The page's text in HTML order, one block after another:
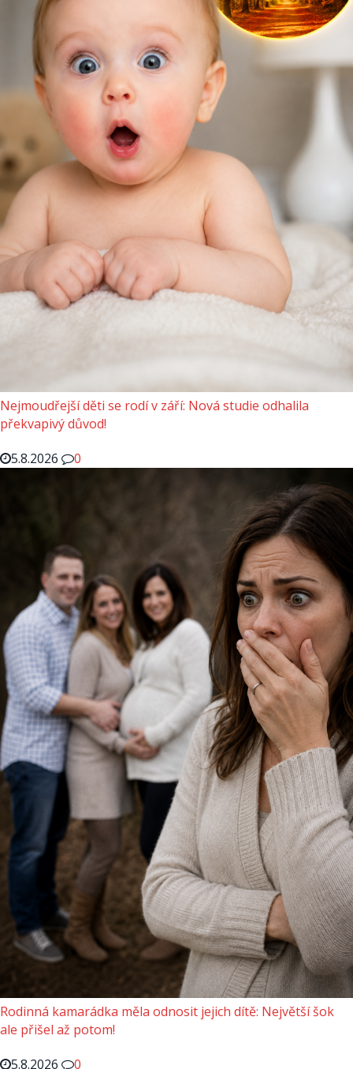
Nejmoudřejší děti se rodí v září: Nová studie odhalila
překvapivý důvod!
5.8.2026
0
Rodinná kamarádka měla odnosit jejich dítě: Největší šok
ale přišel až potom!
5.8.2026
0